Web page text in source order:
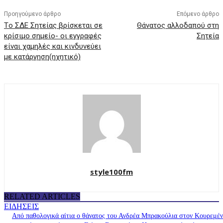
Προηγούμενο άρθρο
Tο ΣΔΕ Σητείας βρίσκεται σε
κρίσιμο σημείο- οι εγγραφές
είναι χαμηλές και κινδυνεύει
με κατάργηση(ηχητικό)
Επόμενο άρθρο
Θάνατος αλλοδαπού στη
Σητεία
style100fm
RELATED ARTICLES
ΕΙΔΗΣΕΙΣ
Από παθολογικά αίτια ο θάνατος του Ανδρέα Μπρακούλια στον